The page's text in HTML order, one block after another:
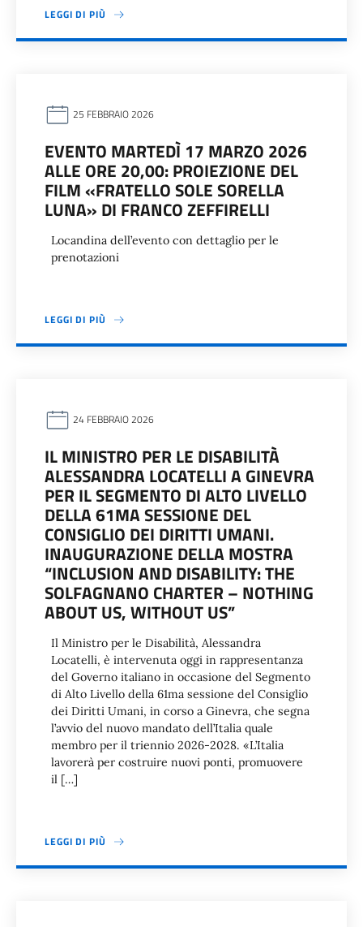
LEGGI DI PIÙ
25 FEBBRAIO 2026
EVENTO MARTEDÌ 17 MARZO 2026
ALLE ORE 20,00: PROIEZIONE DEL
FILM «FRATELLO SOLE SORELLA
LUNA» DI FRANCO ZEFFIRELLI
Locandina dell’evento con dettaglio per le
prenotazioni
LEGGI DI PIÙ
24 FEBBRAIO 2026
IL MINISTRO PER LE DISABILITÀ
ALESSANDRA LOCATELLI A GINEVRA
PER IL SEGMENTO DI ALTO LIVELLO
DELLA 61MA SESSIONE DEL
CONSIGLIO DEI DIRITTI UMANI.
INAUGURAZIONE DELLA MOSTRA
“INCLUSION AND DISABILITY: THE
SOLFAGNANO CHARTER – NOTHING
ABOUT US, WITHOUT US”
Il Ministro per le Disabilità, Alessandra
Locatelli, è intervenuta oggi in rappresentanza
del Governo italiano in occasione del Segmento
di Alto Livello della 61ma sessione del Consiglio
dei Diritti Umani, in corso a Ginevra, che segna
l’avvio del nuovo mandato dell’Italia quale
membro per il triennio 2026-2028. «L’Italia
lavorerà per costruire nuovi ponti, promuovere
il […]
LEGGI DI PIÙ